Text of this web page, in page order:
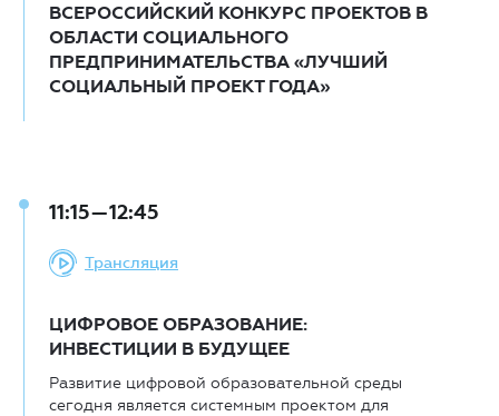
ВСЕРОССИЙСКИЙ КОНКУРС ПРОЕКТОВ В
ОБЛАСТИ СОЦИАЛЬНОГО
ПРЕДПРИНИМАТЕЛЬСТВА «ЛУЧШИЙ
СОЦИАЛЬНЫЙ ПРОЕКТ ГОДА»
11:15—12:45
Трансляция
ЦИФРОВОЕ ОБРАЗОВАНИЕ:
ИНВЕСТИЦИИ В БУДУЩЕЕ
Развитие цифровой образовательной среды
сегодня является системным проектом для